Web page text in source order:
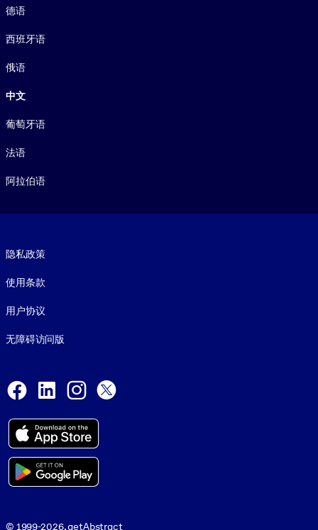
德语
西班牙语
俄语
中文
葡萄牙语
法语
阿拉伯语
隐私政策
使用条款
用户协议
无障碍访问版
Facebook
LinkedInInstagram
© 1999-2026, getAbstract